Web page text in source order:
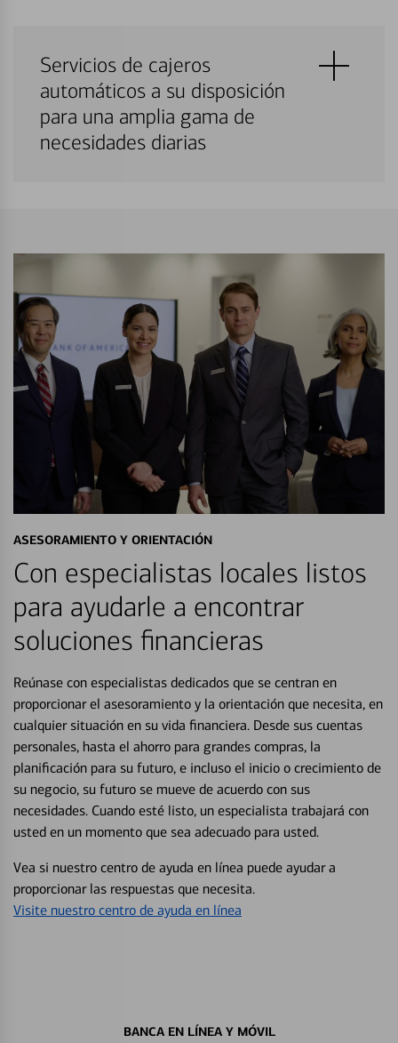
Servicios de cajeros
automáticos a su disposición
para una amplia gama de
necesidades diarias
ASESORAMIENTO Y ORIENTACIÓN
Con especialistas locales listos
para ayudarle a encontrar
soluciones financieras
Reúnase con especialistas dedicados que se centran en
proporcionar el asesoramiento y la orientación que necesita, en
cualquier situación en su vida financiera. Desde sus cuentas
personales, hasta el ahorro para grandes compras, la
planificación para su futuro, e incluso el inicio o crecimiento de
su negocio, su futuro se mueve de acuerdo con sus
necesidades. Cuando esté listo, un especialista trabajará con
usted en un momento que sea adecuado para usted.
Vea si nuestro centro de ayuda en línea puede ayudar a
proporcionar las respuestas que necesita.
Visite nuestro centro de ayuda en línea
BANCA EN LÍNEA Y MÓVIL